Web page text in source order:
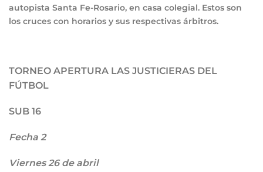
autopista Santa Fe-Rosario, en casa colegial. Estos son
los cruces con horarios y sus respectivas árbitros.
TORNEO APERTURA LAS JUSTICIERAS DEL
FÚTBOL
SUB 16
Fecha 2
Viernes 26 de abril